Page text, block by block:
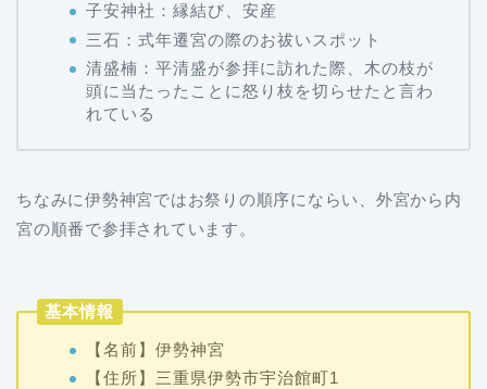
子安神社：縁結び、安産
三石：式年遷宮の際のお祓いスポット
清盛楠：平清盛が参拝に訪れた際、木の枝が
頭に当たったことに怒り枝を切らせたと言わ
れている
ちなみに伊勢神宮ではお祭りの順序にならい、外宮から内
宮の順番で参拝されています。
基本情報
【名前】伊勢神宮
【住所】三重県伊勢市宇治館町1